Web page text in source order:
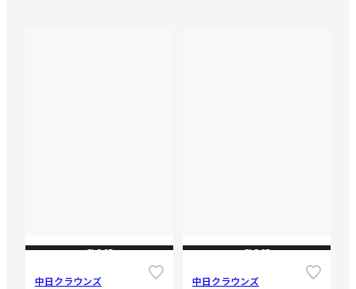
CLOSE
中日クラウンズ
CLOSE
中日クラウンズ